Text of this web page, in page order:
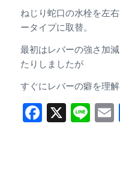
ねじり蛇口の水栓を左
ータイプに取替。
最初はレバーの強さ加
たりしましたが
すぐにレバーの癖を理
X